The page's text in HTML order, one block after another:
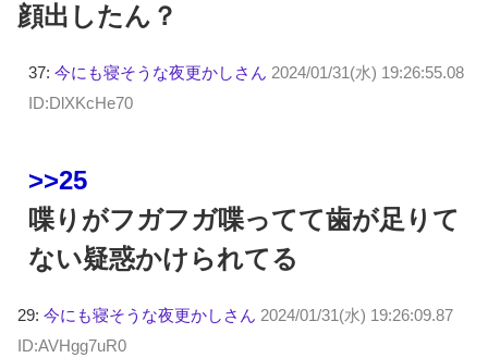
顔出したん？
37: 今にも寝そうな夜更かしさん 2024/01/31(水) 19:26:55.08
ID:DlXKcHe70
>>25
喋りがフガフガ喋ってて歯が足りて
ない疑惑かけられてる
29: 今にも寝そうな夜更かしさん 2024/01/31(水) 19:26:09.87
ID:AVHgg7uR0